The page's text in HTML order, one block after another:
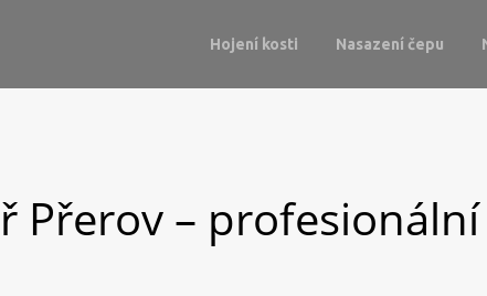
Hojení kosti Nasazení čepu
Přerov – profesionální